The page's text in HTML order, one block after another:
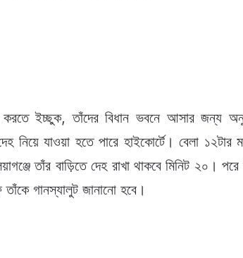
করতে ইচ্ছুক, তাঁদের বিধান ভবনে আসার জন্য
নিয়ে যাওয়া হতে পারে হাইকোর্টে। বেলা
তাঁর বাড়িতে দেহ রাখা থাকবে মিনিট ২০।
গানস্যালুট জানানো হবে।